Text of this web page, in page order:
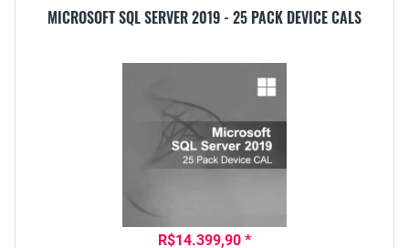
MICROSOFT SQL SERVER 2019 - 25 PACK DEVICE CALS
R$14.399,90 *